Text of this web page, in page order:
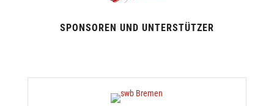
SPONSOREN UND UNTERSTÜTZER